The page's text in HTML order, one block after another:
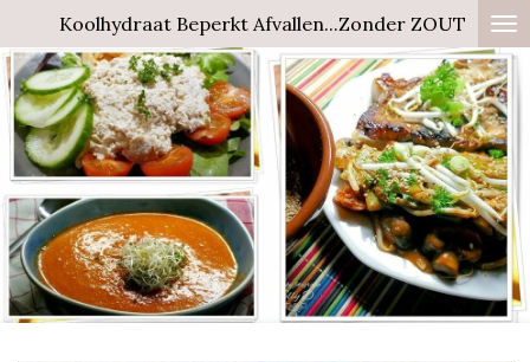
direct
naar
de
hoofdinhoud
Koolhydraat Beperkt Afvallen...Zonder ZOUT